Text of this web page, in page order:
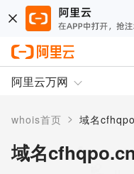
阿里云万网
whois首页 > 域名
域名